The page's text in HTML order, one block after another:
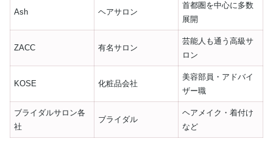
Ash ヘアサロン
首都圏を中心に多数
展開
ZACC 有名サロン
芸能人も通う高級サ
ロン
KOSE 化粧品会社
美容部員・アドバイ
ザー職
ブライダルサロン各
社
ブライダル
ヘアメイク・着付け
など